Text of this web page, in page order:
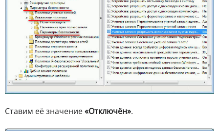
Ставим её значение«Отключён».